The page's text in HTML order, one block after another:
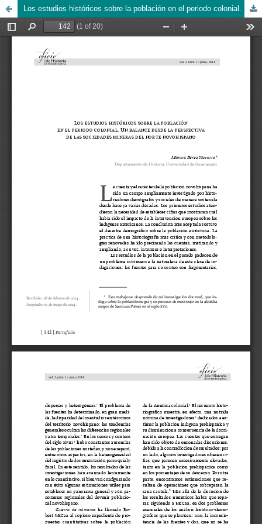
Los estudios históricos sobre la población en el periodo colonial. Un balance desde la perspectiva de las sociedades mineras del norte novohispano